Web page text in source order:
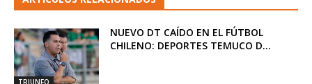
TRIUNFO
NUEVO DT CAÍDO EN EL FÚTBOL
CHILENO: DEPORTES TEMUCO D...